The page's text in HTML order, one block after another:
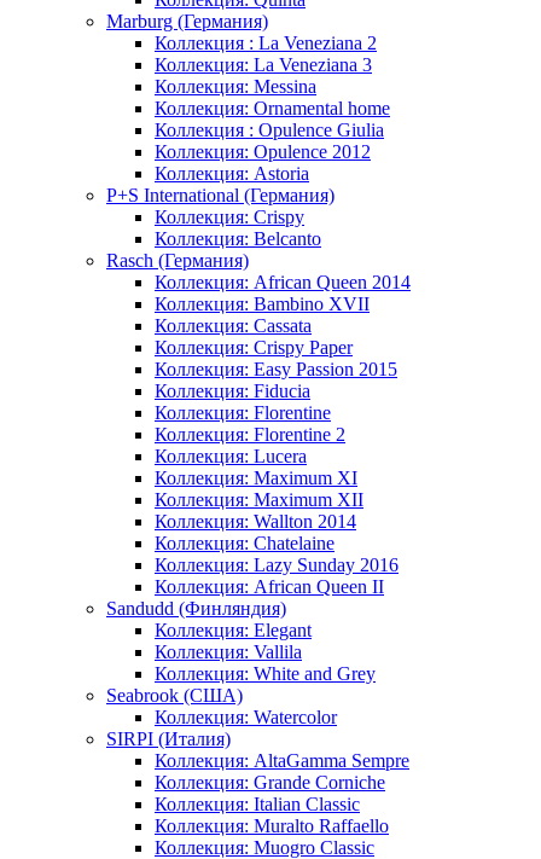
Marburg (Германия)
Коллекция : La Veneziana 2
Коллекция: La Veneziana 3
Коллекция: Messina
Коллекция: Ornamental home
Коллекция : Opulence Giulia
Коллекция: Opulence 2012
Коллекция: Astoria
P+S International (Германия)
Коллекция: Crispy
Коллекция: Belcanto
Rasch (Германия)
Коллекция: African Queen 2014
Коллекция: Bambino XVII
Коллекция: Cassata
Коллекция: Crispy Paper
Коллекция: Easy Passion 2015
Коллекция: Fiducia
Коллекция: Florentine
Коллекция: Florentine 2
Коллекция: Lucera
Коллекция: Maximum XI
Коллекция: Maximum XII
Коллекция: Wallton 2014
Коллекция: Chatelaine
Коллекция: Lazy Sunday 2016
Коллекция: African Queen II
Sandudd (Финляндия)
Коллекция: Elegant
Коллекция: Vallila
Коллекция: White and Grey
Seabrook (США)
Коллекция: Watercolor
SIRPI (Италия)
Коллекция: AltaGamma Sempre
Коллекция: Grande Corniche
Коллекция: Italian Classic
Коллекция: Muralto Raffaello
Коллекция: Muogro Сlassic